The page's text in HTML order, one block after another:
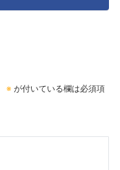
※ が付いている欄は必須項